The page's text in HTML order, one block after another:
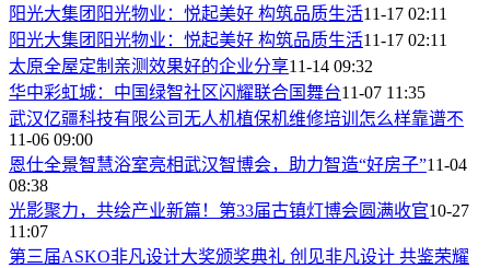
阳光大集团阳光物业：悦起美好 构筑品质生活11-17 02:11
阳光大集团阳光物业：悦起美好 构筑品质生活11-17 02:11
太原全屋定制亲测效果好的企业分享11-14 09:32
华中彩虹城：中国绿智社区闪耀联合国舞台11-07 11:35
武汉亿疆科技有限公司无人机植保机维修培训怎么样靠谱不
11-06 09:00
恩仕全景智慧浴室亮相武汉智博会，助力智造“好房子”11-04
08:38
光影聚力，共绘产业新篇！第33届古镇灯博会圆满收官10-27
11:07
第三届ASKO非凡设计大奖颁奖典礼 创见非凡设计 共鉴荣耀